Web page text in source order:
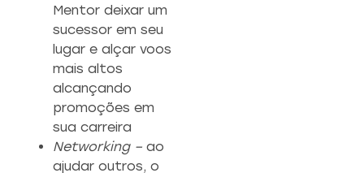
Mentor deixar um
sucessor em seu
lugar e alçar voos
mais altos
alcançando
promoções em
sua carreira
Networking – ao
ajudar outros, o